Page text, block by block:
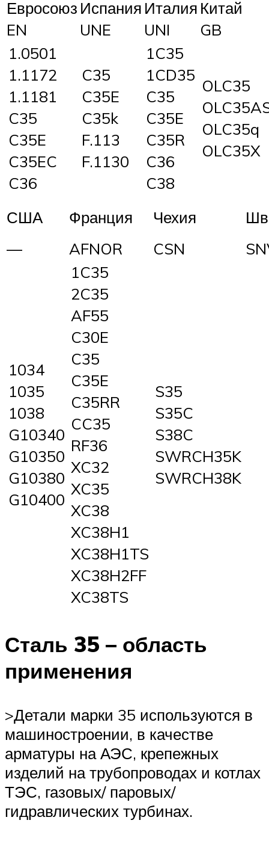
Евросоюз Испания Италия Китай
EN
UNE UNI
GB
1.0501
1.1172
1.1181
C35
C35E
C35EC
C36
C35
C35E
C35k
F.113
F.1130
1C35
1CD35
C35
C35E
C35R
C36
C38
OLC35
OLC35q
OLC35X
США Франция Чехия
—
AFNOR CSN
1034
1035
1038
G10340
G10350
G10380
G10400
1C35
2C35
AF55
C30E
C35
C35E
C35RR
CC35
RF36
XC32
XC35
XC38
XC38H1
XC38H1TS
XC38H2FF
XC38TS
S35
S35C
S38C
SWRCH35K
SWRCH38K
Сталь 35 – область
применения
>Детали марки 35 используются в
машиностроении, в качестве
арматуры на АЭС, крепежных
изделий на трубопроводах и котлах
ТЭС, газовых/ паровых/
гидравлических турбинах.